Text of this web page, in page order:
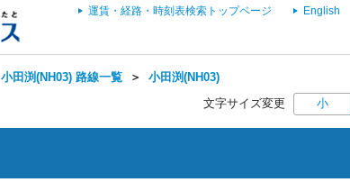
運賃・経路・時刻表検索トップページ English
小田渕(NH03) 路線一覧 ＞ 小田渕(NH03)
文字サイズ変更 小